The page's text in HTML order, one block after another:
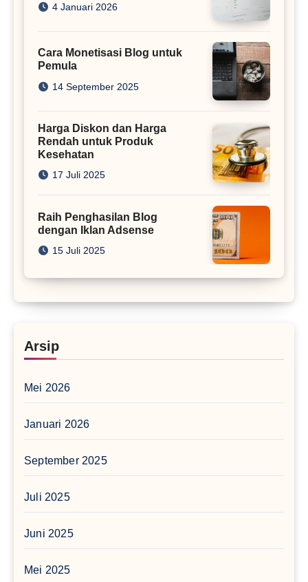
4 Januari 2026
Cara Monetisasi Blog untuk
Pemula
14 September 2025
Harga Diskon dan Harga
Rendah untuk Produk
Kesehatan
17 Juli 2025
Raih Penghasilan Blog
dengan Iklan Adsense
15 Juli 2025
Arsip
Mei 2026
Januari 2026
September 2025
Juli 2025
Juni 2025
Mei 2025